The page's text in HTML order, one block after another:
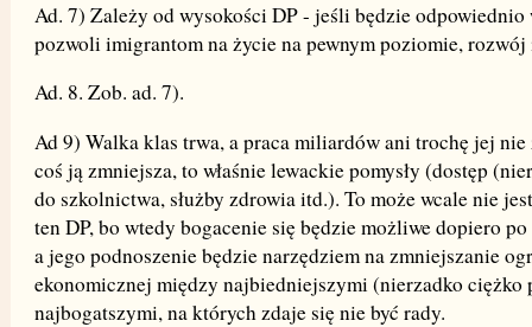
Ad. 7) Zależy od wysokości DP - jeśli będzie
pozwoli imigrantom na życie na pewnym poziomie, rozwój
Ad. 8. Zob. ad. 7).
Ad 9) Walka klas trwa, a praca miliardów ani trochę jej nie
coś ją zmniejsza, to właśnie lewackie pomysły (dostęp
do szkolnictwa, służby zdrowia itd.). To może wcale nie
ten DP, bo wtedy bogacenie się będzie możliwe dopiero
a jego podnoszenie będzie narzędziem na zmniejszanie
ekonomicznej między najbiedniejszymi (nierzadko ciężko
najbogatszymi, na których zdaje się nie być rady.